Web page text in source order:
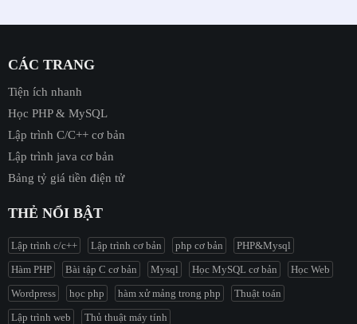
CÁC TRANG
Tiện ích nhanh
Học PHP & MySQL
Lập trình C/C++ cơ bản
Lập trình java cơ bản
Bảng tỷ giá tiền điện tử
THẺ NỔI BẬT
Lập trình c/c++ Lập trình cơ bản php cơ bản
PHP&Mysql
Hàm PHP
Bài tập C cơ bản Mysql Học MySQL cơ bản
Học Web
Wordpress
học php hàm xử mảng trong php
Thuật toán
Lập trình web
Thủ thuật máy tính